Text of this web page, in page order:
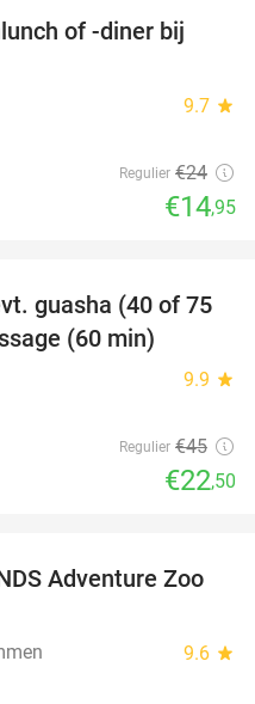
38%
of -diner bij
9.7 star
Regulier €24
€14,95
50%
guasha (40 of 75
(60 min)
9.9 star
Regulier €45
€22,50
24%
Adventure Zoo
9.6 star